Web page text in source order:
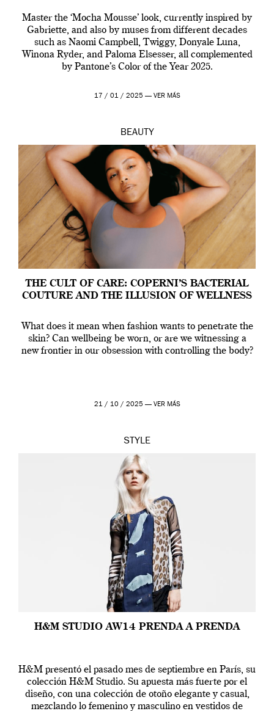
Master the ‘Mocha Mousse’ look, currently inspired by
Gabriette, and also by muses from different decades
such as Naomi Campbell, Twiggy, Donyale Luna,
Winona Ryder, and Paloma Elsesser, all complemented
by Pantone’s Color of the Year 2025.
17 / 01 / 2025 — VER MÁS
BEAUTY
THE CULT OF CARE: COPERNI’S BACTERIAL
COUTURE AND THE ILLUSION OF WELLNESS
What does it mean when fashion wants to penetrate the
skin? Can wellbeing be worn, or are we witnessing a
new frontier in our obsession with controlling the body?
21 / 10 / 2025 — VER MÁS
STYLE
H&M STUDIO AW14 PRENDA A PRENDA
H&M presentó el pasado mes de septiembre en París, su
colección H&M Studio. Su apuesta más fuerte por el
diseño, con una colección de otoño elegante y casual,
mezclando lo femenino y masculino en vestidos de